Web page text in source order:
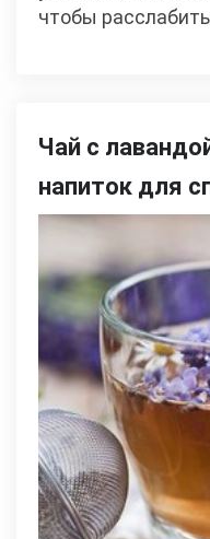
чтобы
Чай с
напиток для